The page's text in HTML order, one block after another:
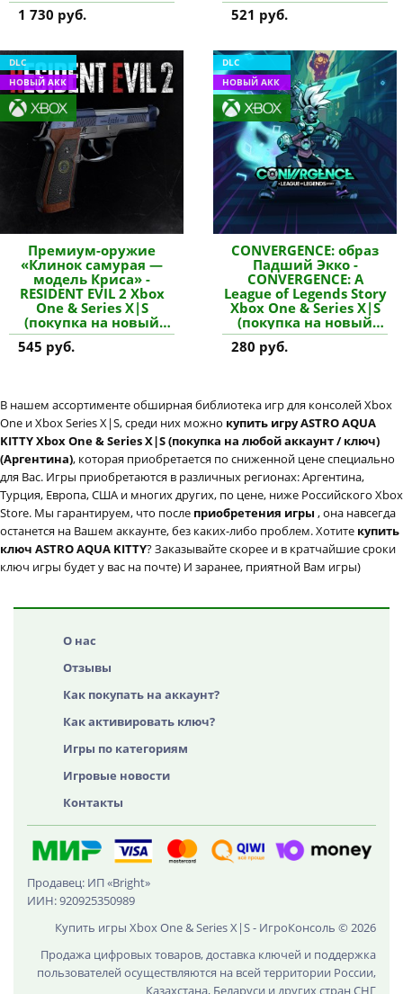
1 730 руб.
521 руб.
DLC
НОВЫЙ АКК
Премиум-оружие
«Клинок самурая —
модель Криса» -
RESIDENT EVIL 2 Xbox
One & Series X|S
(покупка на новый
аккаунт) купить
дополнение
545 руб.
DLC
НОВЫЙ АКК
CONVERGENCE: образ
Падший Экко -
CONVERGENCE: A
League of Legends Story
Xbox One & Series X|S
(покупка на новый
аккаунт) купить
дополнение
280 руб.
В нашем ассортименте обширная библиотека игр для консолей Xbox
One и Xbox Series X|S, среди них можно купить игру ASTRO AQUA
KITTY Xbox One & Series X|S (покупка на любой аккаунт / ключ)
(Аргентина), которая приобретается по сниженной цене специально
для Вас. Игры приобретаются в различных регионах: Аргентина,
Турция, Европа, США и многих других, по цене, ниже Российского Xbox
Store. Мы гарантируем, что после приобретения игры , она навсегда
останется на Вашем аккаунте, без каких-либо проблем. Хотите купить
ключ ASTRO AQUA KITTY? Заказывайте скорее и в кратчайшие сроки
ключ игры будет у вас на почте) И заранее, приятной Вам игры)
О нас
Отзывы
Как покупать на аккаунт?
Как активировать ключ?
Игры по категориям
Игровые новости
Контакты
Продавец: ИП «Bright»
ИИН: 920925350989
Купить игры Xbox One & Series X|S - ИгроКонсоль © 2026
Продажа цифровых товаров, доставка ключей и поддержка
пользователей осуществляются на всей территории России,
Казахстана, Беларуси и других стран СНГ